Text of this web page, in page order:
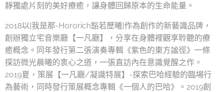
靜獨處片刻的美好療癒，讓身體回歸原本的生命能量。
2018以[我是那-Hororich豁若歷曦]作為創作的新藝識品牌，
創辦獨立宅音樂廳【一凡廳】，分享在身體裡觀享聆聽的療
癒概念。同年發行第二張演奏專輯《紫色的東方謐徑》一條
探訪微光晨曦的衷心之道，一張直訪內在意識覺醒之作。
2019夏，策展【一凡廳/凝識特展】-探索巴哈經驗的臨場行
為藝術，同時發行策展概念專輯《一個人的巴哈》。2019創